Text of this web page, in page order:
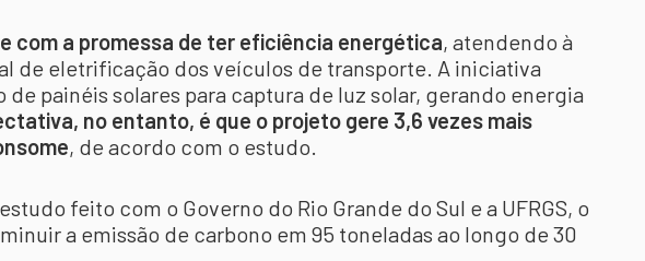
com a promessa de ter eficiência energética, atendendo à
de eletrificação dos veículos de transporte. A iniciativa
de painéis solares para captura de luz solar, gerando energia
no entanto, é que o projeto gere 3,6 vezes mais
, de acordo com o estudo.
feito com o Governo do Rio Grande do Sul e a UFRGS, o
a emissão de carbono em 95 toneladas ao longo de 30